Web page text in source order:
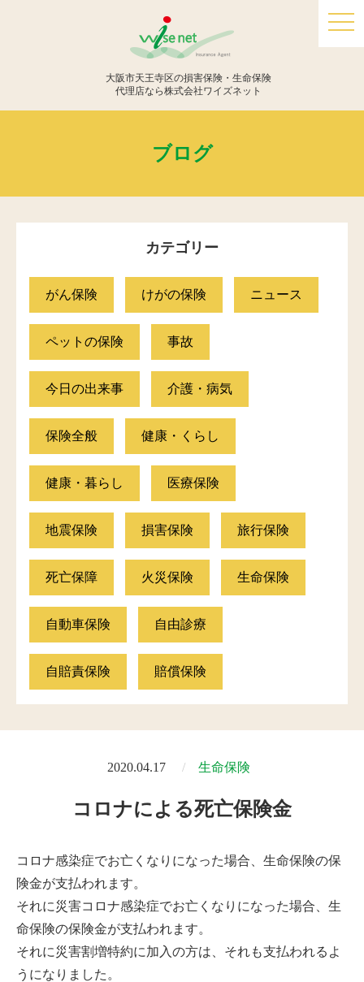
大阪市天王寺区の損害保険・生命保険
代理店なら株式会社ワイズネット
ブログ
カテゴリー
がん保険 けがの保険 ニュース
ペットの保険 事故
今日の出来事 介護・病気
保険全般 健康・くらし
健康・暮らし 医療保険
地震保険 損害保険 旅行保険
死亡保障 火災保険 生命保険
自動車保険 自由診療
自賠責保険 賠償保険
2020.04.17 生命保険
コロナによる死亡保険金
コロナ感染症でお亡くなりになった場合、生命保険の保
険金が支払われます。
それに災害コロナ感染症でお亡くなりになった場合、生
命保険の保険金が支払われます。
それに災害割増特約に加入の方は、それも支払われるよ
うになりました。